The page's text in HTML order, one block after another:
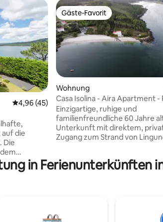
159 Bewertungen
Durchschnittliche Bewertung: 4,96 von 5,
4,96 (45)
die
Die
vom
kleinen
Trotz
Gäste-Favorit
Gäste-Favorit
Wohnung
Casa Isolina - Aira Apartment -
Lingunde
Einzigartige, ruhige und
familienfreundliche 60 Jahre
Unterkunft mit direktem,
Zugang zum Strand von
genießen, und für Haustiere.
Herzen von „Da Costa da
in Ferienunterkünften